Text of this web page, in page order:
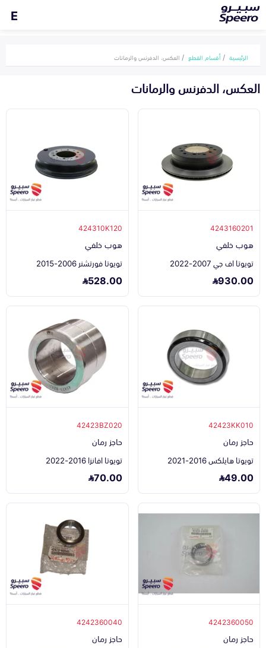
E
الرئيسية أقسام القطع العكس، الدفرنس والرمانات
العكس، الدفرنس والرمانات
4243160201
هوب خلفي
تويوتا اف جي 2007-2022
930.00
424310K120
هوب خلفي
تويوتا فورتشنر 2006-2015
528.00
42423KK010
حاجز رمان
تويوتا هايلكس 2016-2021
49.00
42423BZ020
حاجز رمان
تويوتا افانزا 2016-2022
70.00
4242360050
حاجز رمان
4242360040
حاجز رمان